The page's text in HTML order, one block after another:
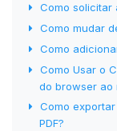
Como solicitar
Como mudar
Como
Como Usar o
do browser ao
Como
PDF?